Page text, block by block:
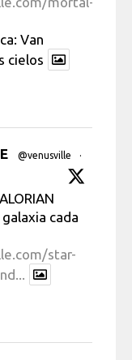
Van
cielos
@venusville
·
galaxia cada
star-